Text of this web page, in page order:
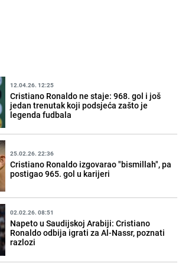
12.04.26. 12:25
Cristiano Ronaldo ne staje: 968. gol i još
jedan trenutak koji podsjeća zašto je
legenda fudbala
25.02.26. 22:36
Cristiano Ronaldo izgovarao "bismillah", pa
postigao 965. gol u karijeri
02.02.26. 08:51
Napeto u Saudijskoj Arabiji: Cristiano
Ronaldo odbija igrati za Al-Nassr, poznati
razlozi